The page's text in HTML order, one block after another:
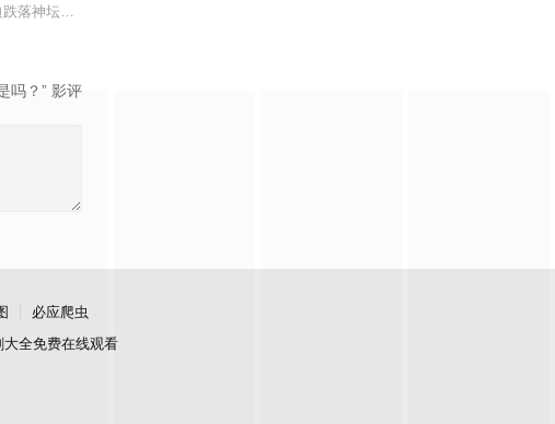
既遭遇了善意
一步步踏入在追求理想的理性与疯狂之间摇摆
第十二届中华慈善奖最具爱心慈善楷模张彦杰老师的故事改编，通过创建爱心助学机
落神坛。被那微不足道的成就麻醉过后他该如何面对现实，能改变他的命运的是谁？
吗？” 影评
必应爬虫
全免费在线观看